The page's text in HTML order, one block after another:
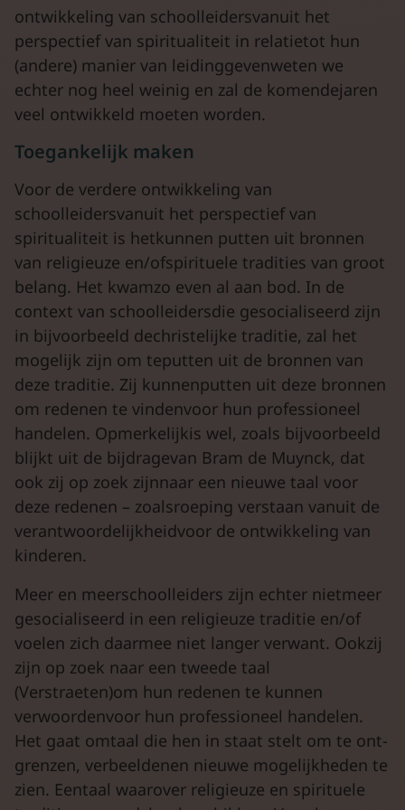
ontwikkeling van schoolleidersvanuit het
perspectief van spiritualiteit in relatietot hun
(andere) manier van leidinggevenweten we
echter nog heel weinig en zal de komendejaren
veel ontwikkeld moeten worden.
Toegankelijk maken
Voor de verdere ontwikkeling van
schoolleidersvanuit het perspectief van
spiritualiteit is hetkunnen putten uit bronnen
van religieuze en/ofspirituele tradities van groot
belang. Het kwamzo even al aan bod. In de
context van schoolleidersdie gesocialiseerd zijn
in bijvoorbeeld dechristelijke traditie, zal het
mogelijk zijn om teputten uit de bronnen van
deze traditie. Zij kunnenputten uit deze bronnen
om redenen te vindenvoor hun professioneel
handelen. Opmerkelijkis wel, zoals bijvoorbeeld
blijkt uit de bijdragevan Bram de Muynck, dat
ook zij op zoek zijnnaar een nieuwe taal voor
deze redenen – zoalsroeping verstaan vanuit de
verantwoordelijkheidvoor de ontwikkeling van
kinderen.
Meer en meerschoolleiders zijn echter nietmeer
gesocialiseerd in een religieuze traditie en/of
voelen zich daarmee niet langer verwant. Ookzij
zijn op zoek naar een tweede taal
(Verstraeten)om hun redenen te kunnen
verwoordenvoor hun professioneel handelen.
Het gaat omtaal die hen in staat stelt om te ont-
grenzen, verbeeldenen nieuwe mogelijkheden te
zien. Eentaal waarover religieuze en spirituele